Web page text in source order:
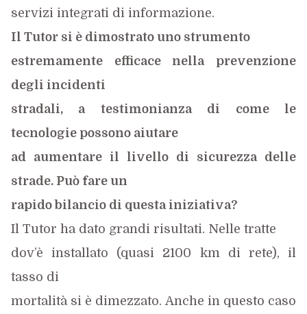
servizi integrati di informazione.
Il Tutor si è dimostrato uno strumento
estremamente efficace nella prevenzione
degli incidenti
stradali, a testimonianza di come le
tecnologie possono aiutare
ad aumentare il livello di sicurezza delle
strade. Può fare un
rapido bilancio di questa iniziativa?
Il Tutor ha dato grandi risultati. Nelle tratte
dov’è installato (quasi 2100 km di rete), il
tasso di
mortalità si è dimezzato. Anche in questo caso